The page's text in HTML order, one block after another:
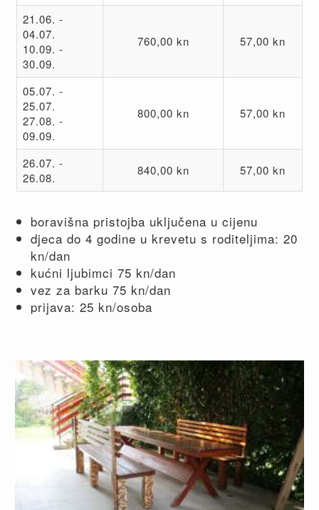
21.06. -
04.07.
10.09. -
30.09.
760,00 kn 57,00 kn
05.07. -
25.07.
27.08. -
09.09.
800,00 kn 57,00 kn
26.07. -
26.08.
840,00 kn 57,00 kn
boravišna pristojba uključena u cijenu
djeca do 4 godine u krevetu s roditeljima: 20
kn/dan
kućni ljubimci 75 kn/dan
vez za barku 75 kn/dan
prijava: 25 kn/osoba